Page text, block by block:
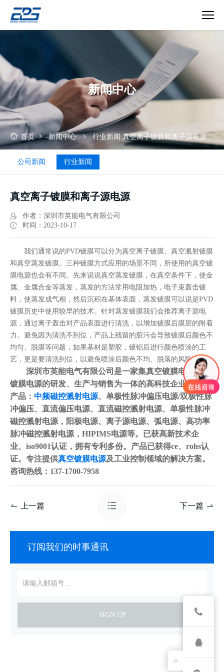
电
新闻中心
首页 新闻中心 行业新闻 真空离子镀膜和离子源电源
公司新闻 行业新闻
真空离子镀膜和离子源电源
作者：深圳市英能电气有限公司
时间：2023-10-17
我们通常说的PVD镀膜可以分为真空离子镀膜、真空溅射镀膜
和真空蒸发镀膜。三种镀膜方式应用的场景不同，所使用的真空镀
膜电源也会有不同。先来说说真空蒸发镀膜，在真空条件下，使金
属、金属合金等蒸发，蒸发的方法常用电阻加热，电子束轰击镀
料，使蒸发成气相，然后沉积在基体表面，蒸发镀膜可以说是PVD
镀膜历史中使用较早的技术。针对蒸发镀膜我们会推荐离子源电
源，通过离子轰击对产品表面进行清洗，以增加镀膜后膜层的附着
力。避免因为清洗不到位，产品上残留的脏污会导致镀膜后颜色不
均匀、脱膜等问题，如果基材是塑胶，镀铝后进行颜色喷涂的工
艺，更是要清洗到位，以避免喷涂后颜色不均、脱落的风险。
深圳市英能电气有限公司是一家集真空镀膜电源/PVD
镀膜电源的研发、生产与销售为一体的高科技企业，主要
产品： 中频磁控溅射电源、单极性脉冲偏压电源/双极性脉
冲偏压、直流偏压电源、直流磁控溅射电源、单极性脉冲
磁控溅射电源，阳极电源、离子源电源、弧电源、高功率
脉冲磁控溅射电源，HIPIMS电源等。已获高新技术企
业、iso9001认证，拥有专利多份。产品已获得ce、rohs认
证。专注提供真空镀膜电源及工业控制领域的解决方案。
咨询热线：137-1700-7958
上一篇 下一篇
订阅我们的时事通讯
SIGN UP